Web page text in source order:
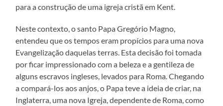
para a construção de uma igreja cristã em Kent.
Neste contexto, o santo Papa Gregório Magno,
entendeu que os tempos eram propícios para uma nova
Evangelização daquelas terras. Esta decisão foi tomada
por ficar impressionado com a beleza e a gentileza de
alguns escravos ingleses, levados para Roma. Chegando
a compará-los aos anjos, o Papa teve a ideia de criar, na
Inglaterra, uma nova Igreja, dependente de Roma, como